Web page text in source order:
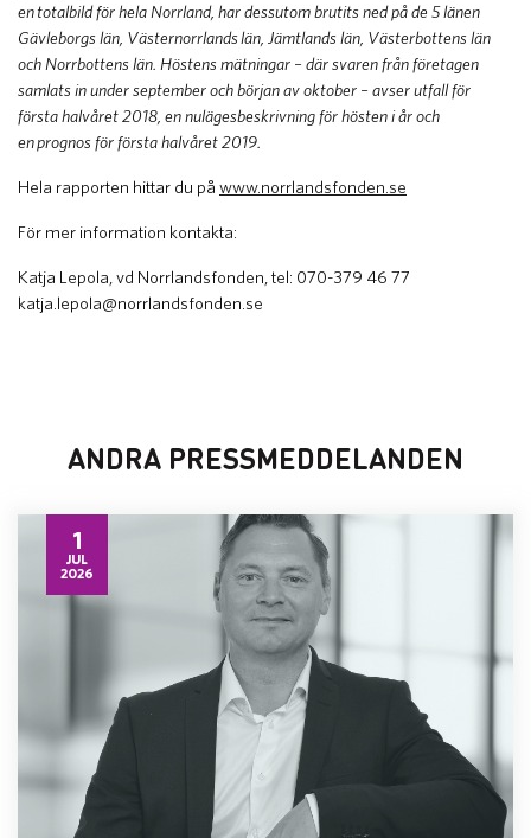
entotalbild för hela Norrland, har dessutom brutits ned på de 5 länen
Gävleborgs län, Västernorrlandslän, Jämtlands län, Västerbottens län
och Norrbottens län. Höstens mätningar – där svaren från företagen
samlats in under september och början av oktober – avser utfall för
första halvåret 2018, en nulägesbeskrivning för hösten i år och
enprognos för första halvåret 2019.
Hela rapporten hittar du på www.norrlandsfonden.se
För mer information kontakta:
Katja Lepola, vd Norrlandsfonden, tel: 070-379 46 77
katja.lepola@norrlandsfonden.se
ANDRA PRESSMEDDELANDEN
1
JUL
2026